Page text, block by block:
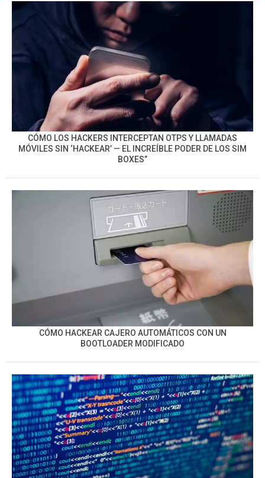
CÓMO LOS HACKERS INTERCEPTAN OTPS Y LLAMADAS
MÓVILES SIN ‘HACKEAR’ — EL INCREÍBLE PODER DE LOS SIM
BOXES”
CÓMO HACKEAR CAJERO AUTOMÁTICOS CON UN
BOOTLOADER MODIFICADO